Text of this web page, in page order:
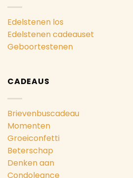
Edelstenen los
Edelstenen cadeauset
Geboortestenen
CADEAUS
Brievenbuscadeau
Momenten
Groeiconfetti
Beterschap
Denken aan
Condoleance